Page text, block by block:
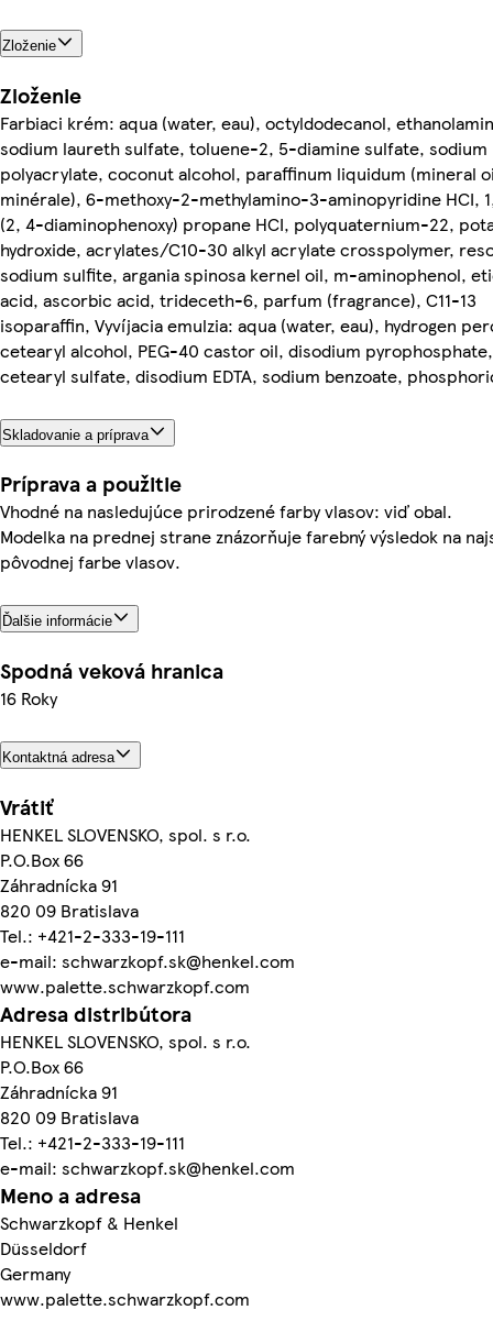
Zloženie
Zloženie
Farbiaci krém: aqua (water, eau), octyldodecanol,
sodium laureth sulfate, toluene-2, 5-diamine sulfate, sodium
polyacrylate, coconut alcohol, paraffinum liquidum (mineral
minérale), 6-methoxy-2-methylamino-3-aminopyridine HCI,
(2, 4-diaminophenoxy) propane HCI, polyquaternium-22,
hydroxide, acrylates/C10-30 alkyl acrylate crosspolymer,
sodium sulfite, argania spinosa kernel oil, m-aminophenol,
acid, ascorbic acid, trideceth-6, parfum (fragrance), C11-13
isoparaffin, Vyvíjacia emulzia: aqua (water, eau), hydrogen
cetearyl alcohol, PEG-40 castor oil, disodium
cetearyl sulfate, disodium EDTA, sodium benzoate,
Skladovanie a príprava
Príprava a použitie
Vhodné na nasledujúce prirodzené farby vlasov: viď obal.
Modelka na prednej strane znázorňuje farebný výsledok na
pôvodnej farbe vlasov.
Ďalšie informácie
Spodná veková hranica
16 Roky
Kontaktná adresa
Vrátiť
HENKEL SLOVENSKO, spol. s r.o.
P.O.Box 66
Záhradnícka 91
820 09 Bratislava
Tel.: +421-2-333-19-111
e-mail: schwarzkopf.sk@henkel.com
www.palette.schwarzkopf.com
Adresa distribútora
HENKEL SLOVENSKO, spol. s r.o.
P.O.Box 66
Záhradnícka 91
820 09 Bratislava
Tel.: +421-2-333-19-111
e-mail: schwarzkopf.sk@henkel.com
Meno a adresa
Schwarzkopf & Henkel
Düsseldorf
Germany
www.palette.schwarzkopf.com